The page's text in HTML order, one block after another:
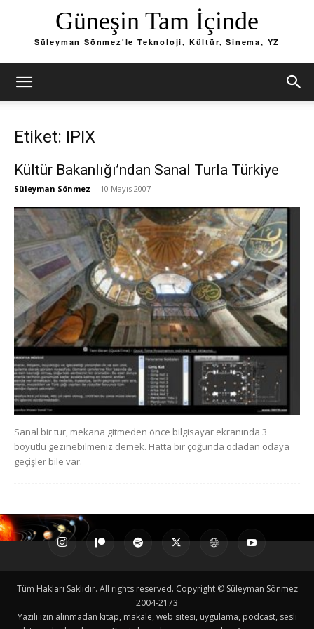
Güneşin Tam İçinde
Süleyman Sönmez'le Teknoloji, Kültür, Sinema, YZ
Etiket: IPIX
Kültür Bakanlığı’ndan Sanal Turla Türkiye
Süleyman Sönmez - 10 Mayıs 2007
Sanal bir tur, mekana gitmeden önce bilgisayar ekranında 3
boyutlu gezinebilmeniz demek. Hatta bir çoğunda odadan odaya
geçişler bile var.
Tüm Hakları Saklıdır. All rights reserved. Copyright © Süleyman Sönmez
2004-2173
Yazılı izin alınmadan kitap, makale, web sitesi, uygulama, podcast, sesli